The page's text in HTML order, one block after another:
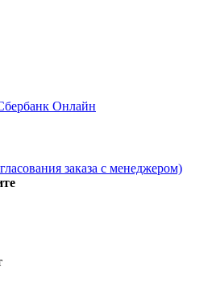
Онлайн
заказа с менеджером)